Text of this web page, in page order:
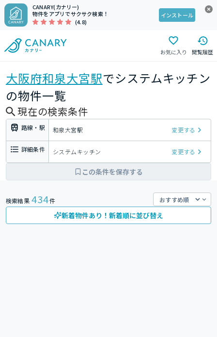
CANARY(カナリー)
物件をアプリでサクサク検索！
(4.8)
インストール
お気に入り 閲覧履歴
大阪府和泉大宮駅でシステムキッチン
の物件一覧
現在の検索条件
路線・駅 和泉大宮駅 変更する
詳細条件 システムキッチン 変更する
この条件を保存する
検索結果 434件
新着物件あり！新着順に並び替え